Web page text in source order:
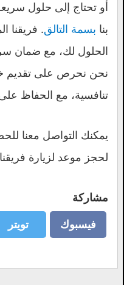
أو تحتاج إلى حلول
بنا بسمة التالق. فريقنا
الحلول لك، مع ضمان
نحن نحرص على تقديم
تنافسية، مع الحفاظ على
يمكنك التواصل معنا
لحجز موعد لزيارة
مشاركة
فيسبوك
فيسبوك
تويتر
تويتر